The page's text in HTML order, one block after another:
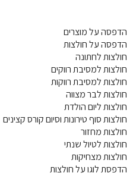
הדפסה על מוצרים
הדפסה על חולצות
חולצות לחתונה
חולצות למסיבת רווקים
חולצות למסיבת רווקות
חולצות לבר מצווה
חולצות ליום הולדת
חולצות סוף טירונות וסיום קורס קצינים
חולצות מחזור
חולצות לטיול שנתי
חולצות מצחיקות
הדפסת לוגו על חולצות